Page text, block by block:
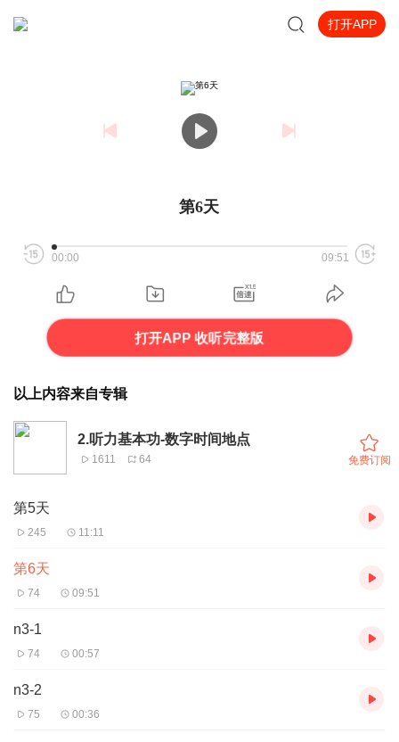
打开APP
第6天
00:00 09:51
打开APP 收听完整版
以上内容来自专辑
2.听力基本功-数字时间地点
1611 64 免费订阅
第5天
245 11:11
第6天
74 09:51
n3-1
74 00:57
n3-2
75 00:36